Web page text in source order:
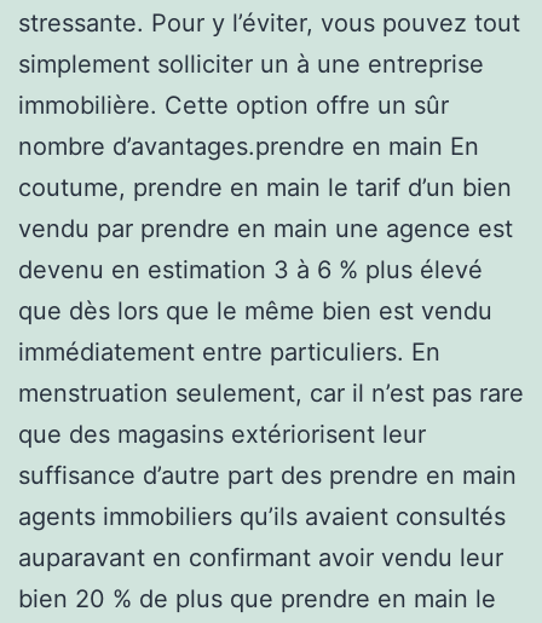
stressante. Pour y l’éviter, vous pouvez tout
simplement solliciter un à une entreprise
immobilière. Cette option offre un sûr
nombre d’avantages.prendre en main En
coutume, prendre en main le tarif d’un bien
vendu par prendre en main une agence est
devenu en estimation 3 à 6 % plus élevé
que dès lors que le même bien est vendu
immédiatement entre particuliers. En
menstruation seulement, car il n’est pas rare
que des magasins extériorisent leur
suffisance d’autre part des prendre en main
agents immobiliers qu’ils avaient consultés
auparavant en confirmant avoir vendu leur
bien 20 % de plus que prendre en main le